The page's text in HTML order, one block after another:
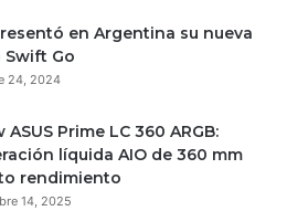
en Argentina su nueva
Go
24, 2024
ASUS Prime LC 360 ARGB:
líquida AIO de 360 mm
rendimiento
14, 2025